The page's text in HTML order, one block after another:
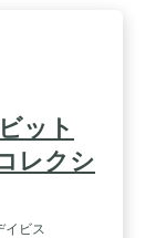
ット
レクシ
イビス